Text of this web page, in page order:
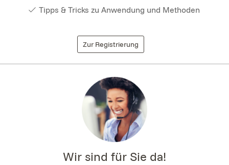
Tipps & Tricks zu Anwendung und Methoden
Zur Registrierung
Wir sind für Sie da!